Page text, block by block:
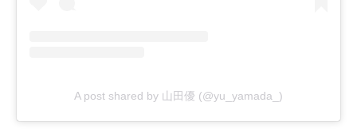
A post shared by 山田優 (@yu_yamada_)